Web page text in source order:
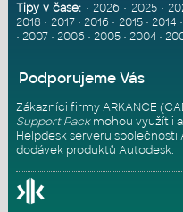
Tipy v čase: • 2026 • 2025•
2018 • 2017•2016 • 2015•2014
• 2007• 2006• 2005• 2004•
Podporujeme Vás
Zákazníci firmy ARKANCE
Support Packmohou využít i
Helpdesk serveru společnosti
dodávek produktů Autodesk.